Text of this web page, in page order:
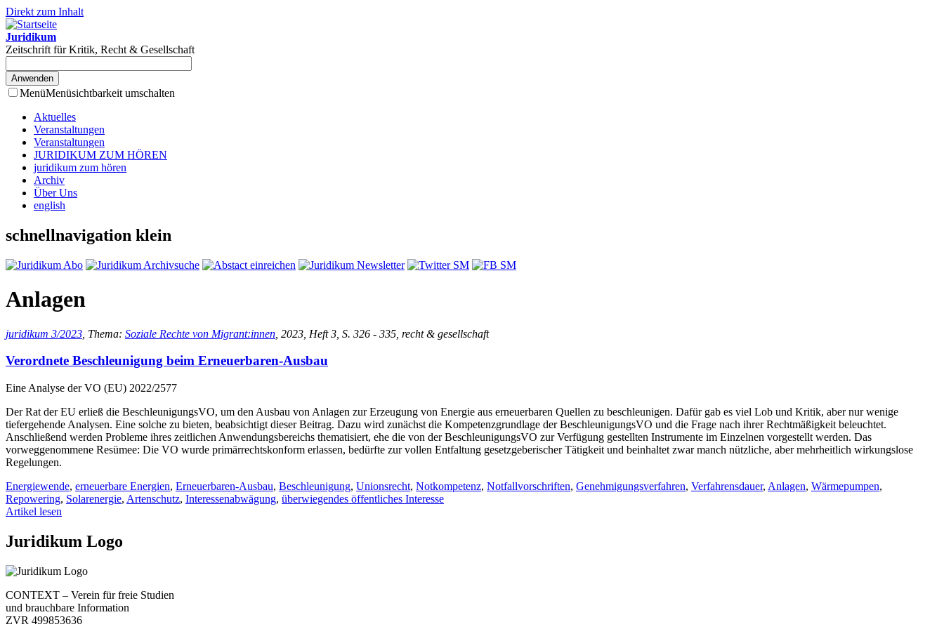
Direkt zum Inhalt
Juridikum
Zeitschrift für Kritik, Recht & Gesellschaft
MenüMenüsichtbarkeit umschalten
Aktuelles
Veranstaltungen
Veranstaltungen
JURIDIKUM ZUM HÖREN
juridikum zum hören
Archiv
Über Uns
english
schnellnavigation klein
Anlagen
juridikum 3/2023 , Thema: Soziale Rechte von Migrant:innen , 2023, Heft 3, S. 326 - 335, recht & gesellschaft
Verordnete Beschleunigung beim Erneuerbaren-Ausbau
Eine Analyse der VO (EU) 2022/2577
Der Rat der EU erließ die BeschleunigungsVO, um den Ausbau von Anlagen zur Erzeugung von Energie aus erneuerbaren Quellen zu beschleunigen. Dafür gab es viel Lob und Kritik, aber nur wenige
tiefergehende Analysen. Eine solche zu bieten, beabsichtigt dieser Beitrag. Dazu wird zunächst die Kompetenzgrundlage der BeschleunigungsVO und die Frage nach ihrer Rechtmäßigkeit beleuchtet.
Anschließend werden Probleme ihres zeitlichen Anwendungsbereichs thematisiert, ehe die von der BeschleunigungsVO zur Verfügung gestellten Instrumente im Einzelnen vorgestellt werden. Das
vorweggenommene Resümee: Die VO wurde primärrechtskonform erlassen, bedürfte zur vollen Entfaltung gesetzgeberischer Tätigkeit und beinhaltet zwar manch nützliche, aber mehrheitlich wirkungslose
Regelungen.
Energiewende, erneuerbare Energien, Erneuerbaren-Ausbau, Beschleunigung, Unionsrecht, Notkompetenz, Notfallvorschriften, Genehmigungsverfahren, Verfahrensdauer, Anlagen, Wärmepumpen,
Repowering, Solarenergie, Artenschutz, Interessenabwägung, überwiegendes öffentliches Interesse
Artikel lesen
Juridikum Logo
CONTEXT – Verein für freie Studien
und brauchbare Information
ZVR 499853636